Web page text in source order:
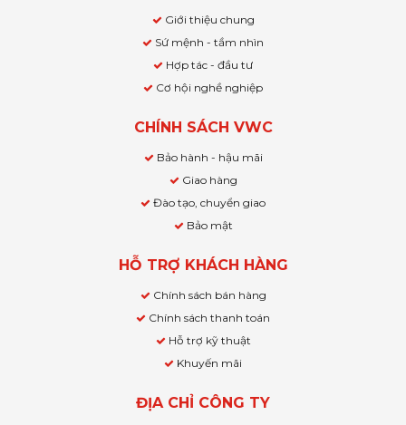
Giới thiệu chung
Sứ mệnh - tầm nhìn
Hợp tác - đầu tư
Cơ hội nghề nghiệp
CHÍNH SÁCH VWC
Bảo hành - hậu mãi
Giao hàng
Đào tạo, chuyển giao
Bảo mật
HỖ TRỢ KHÁCH HÀNG
Chính sách bán hàng
Chính sách thanh toán
Hỗ trợ kỹ thuật
Khuyến mãi
ĐỊA CHỈ CÔNG TY